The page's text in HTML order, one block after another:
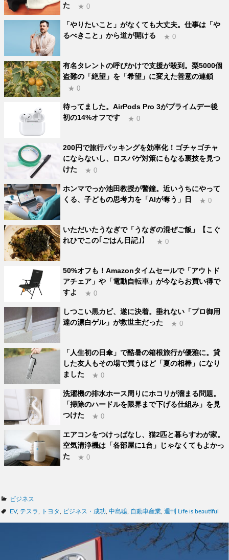
た
★ 0
「やりたいこと」がなくても大丈夫。仕事は「や
るべきこと」から道が開ける
★ 0
有名タレントの呼びかけで支援が殺到。梨5000個
盗難の「絶望」を「希望」に変えた善意の連鎖
★ 0
待ってました。AirPods Pro 3がプライムデー後
初の14%オフです
★ 0
200円で旅行パッキングを効率化！ゴチャゴチャ
にならないし、ロスバゲ対策にもなる裏技を見つ
けた
★ 0
ホンマでっか池田教授が警鐘。近いうちにやって
くる、子どもの思考力を「AIが奪う」日
★ 0
いただいたうなぎで「うなぎの混ぜご飯」【こぐ
れひでこの｢ごはん日記｣】
★ 0
50%オフも！Amazonタイムセールで「アウトド
アチェア」や「電動自転車」が今ならお買い得で
すよ
★ 0
しつこい黒カビ、遂に決着。垂れない「プロ御用
達の漂白ゲル」が救世主だった
★ 0
「人生初の日傘」で酷暑の箱根旅行が優雅に。貸
した友人もその場で買うほど「夏の相棒」になり
ました
★ 0
洗濯機の排水ホース周りにホコリが溜まる問題。
「掃除のハードルを限界まで下げる仕組み」を見
つけた
★ 0
エアコンをつけっぱなし、猫2匹と暮らすわが家。
空気清浄機は「各部屋に1台」じゃなくてもよかっ
た
★ 0
カ
テ
ビジネス
タ
EV, テスラ トヨタ ビジネス・成功 中島聡 自動車産業 週刊 Life is beautiful